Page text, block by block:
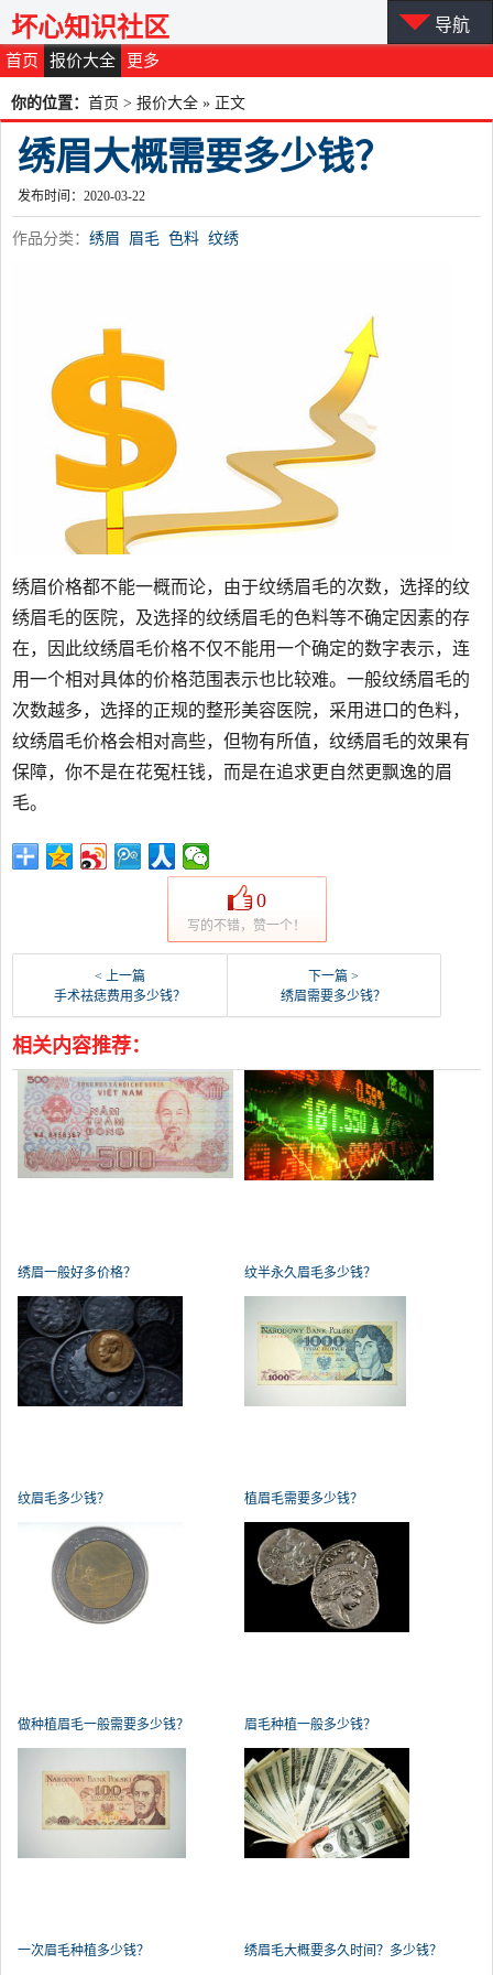
首页 报价大全 更多
坏心知识社区 导航
你的位置： 首页 > 报价大全 » 正文
绣眉大概需要多少钱？
发布时间：2020-03-22
作品分类： 绣眉 眉毛 色料 纹绣
绣眉价格都不能一概而论，由于纹绣眉毛的次数，选择的纹
绣眉毛的医院，及选择的纹绣眉毛的色料等不确定因素的存
在，因此纹绣眉毛价格不仅不能用一个确定的数字表示，连
用一个相对具体的价格范围表示也比较难。一般纹绣眉毛的
次数越多，选择的正规的整形美容医院，采用进口的色料，
纹绣眉毛价格会相对高些，但物有所值，纹绣眉毛的效果有
保障，你不是在花冤枉钱，而是在追求更自然更飘逸的眉
毛。
0
写的不错，赞一个！
< 上一篇
手术祛痣费用多少钱？
下一篇 >
绣眉需要多少钱？
相关内容推荐：
绣眉一般好多价格？ 纹半永久眉毛多少钱？
纹眉毛多少钱？ 植眉毛需要多少钱？
做种植眉毛一般需要多少钱？ 眉毛种植一般多少钱？
一次眉毛种植多少钱？ 绣眉毛大概要多久时间？多少钱？